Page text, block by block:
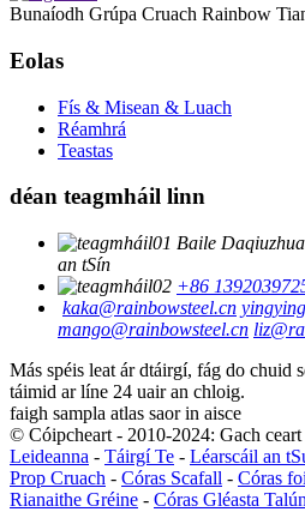
Bunaíodh Grúpa Cruach Rainbow
Eolas
Fís & Misean & Luach
Réamhrá
Teastas
déan teagmháil linn
Baile
an tSín
+86
kaka@rainbowsteel.cn
mango@rainbowsteel.cn
Más spéis leat ár dtáirgí, fág do chuid
táimid ar líne 24 uair an chloig.
faigh sampla atlas saor in aisce
© Cóipcheart - 2010-2024: Gach ceart
Leideanna - Táirgí Te - Léarscáil an
Prop Cruach - Córas Scafall - Córas
Rianaithe Gréine - Córas Gléasta Talún